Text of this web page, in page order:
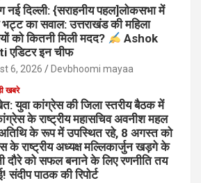
नई दिल्ली: {सराहनीय पहल]लोकसभा में
का सवाल: उत्तराखंड की महिला
को कितनी मिली मदद?
Ashok
एडिटर इन चीफ
6, 2026 Devbhoomi mayaa
खबरे
युवा कांग्रेस की जिला स्तरीय बैठक में
के राष्ट्रीय महासचिव अवनीश महल
के रूप में उपस्थित रहे, 8 अगस्त को
के राष्ट्रीय अध्यक्ष मल्लिकार्जुन खड़गे के
दौरे को सफल बनाने के लिए रणनीति तय
संदीप पाठक की रिपोर्ट